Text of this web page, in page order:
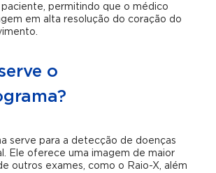
permitindo que o médico
em alta resolução do coração do
o
serve para a detecção de doenças
Ele oferece uma imagem de maior
outros exames, como o Raio-X, além